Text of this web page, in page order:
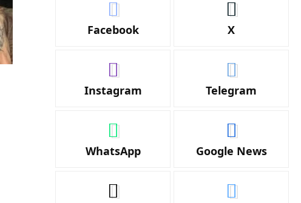
Facebook X
Instagram Telegram
WhatsApp Google News